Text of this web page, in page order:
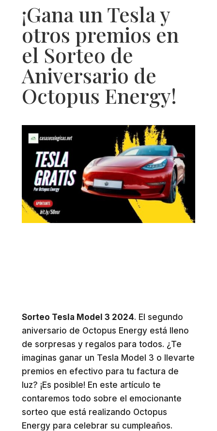
¡Gana un Tesla y
otros premios en
el Sorteo de
Aniversario de
Octopus Energy!
Sorteo Tesla Model 3 2024. El segundo
aniversario de Octopus Energy está lleno
de sorpresas y regalos para todos. ¿Te
imaginas ganar un Tesla Model 3 o llevarte
premios en efectivo para tu factura de
luz? ¡Es posible! En este artículo te
contaremos todo sobre el emocionante
sorteo que está realizando Octopus
Energy para celebrar su cumpleaños.